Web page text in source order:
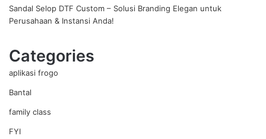
Sandal Selop DTF Custom – Solusi Branding Elegan untuk
Perusahaan & Instansi Anda!
Categories
aplikasi frogo
Bantal
family class
FYI